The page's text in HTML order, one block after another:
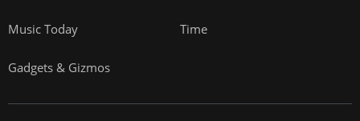
Music Today Time
Gadgets & Gizmos